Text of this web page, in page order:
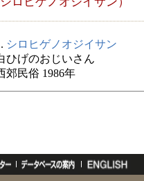
シロヒゲノオジイサン
ひげのおじいさん
郊民俗 1986年